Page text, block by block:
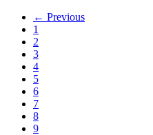
← Previous
1
2
3
4
5
6
7
8
9